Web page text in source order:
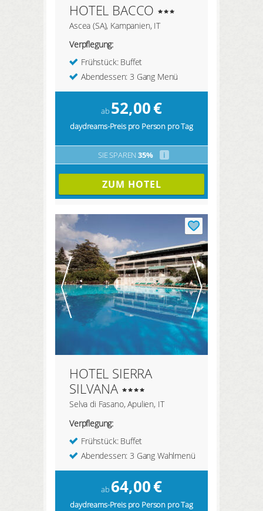
HOTEL BACCO
Ascea (SA), Kampanien, IT
Verpflegung:
Frühstück: Buffet
Abendessen: 3 Gang Menü
ab 52,00€
daydreams-Preis pro Person pro Tag
SIE SPAREN 35% i
ZUM HOTEL
HOTEL SIERRA
SILVANA
Selva di Fasano, Apulien, IT
Verpflegung:
Frühstück: Buffet
Abendessen: 3 Gang Wahlmenü
ab 64,00€
daydreams-Preis pro Person pro Tag